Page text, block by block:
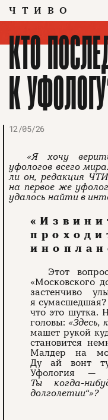
ЧТИВО
КТО
К
12/05/26
«Я хочу
уфологов всего
ли он, редакция
на первое же
удалось найти в
Этот
«Московского
застенчиво
я сумасшедшая?
что это шутка.
головы: «Здесь,
машет рукой
становится
Малдер на
Ду ай вонт
Уфология —
Ты когда-
долголетии“»?